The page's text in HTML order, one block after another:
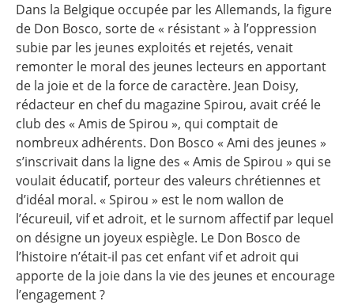
Dans la Belgique occupée par les Allemands, la figure
de Don Bosco, sorte de « résistant » à l’oppression
subie par les jeunes exploités et rejetés, venait
remonter le moral des jeunes lecteurs en apportant
de la joie et de la force de caractère. Jean Doisy,
rédacteur en chef du magazine Spirou, avait créé le
club des « Amis de Spirou », qui comptait de
nombreux adhérents. Don Bosco « Ami des jeunes »
s’inscrivait dans la ligne des « Amis de Spirou » qui se
voulait éducatif, porteur des valeurs chrétiennes et
d’idéal moral. « Spirou » est le nom wallon de
l’écureuil, vif et adroit, et le surnom affectif par lequel
on désigne un joyeux espiègle. Le Don Bosco de
l’histoire n’était-il pas cet enfant vif et adroit qui
apporte de la joie dans la vie des jeunes et encourage
l’engagement ?